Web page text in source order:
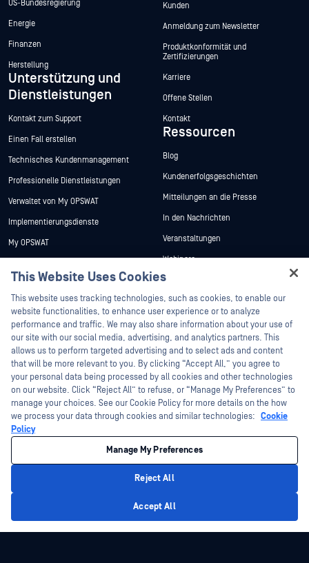
US-Bundesregierung
Energie
Finanzen
Herstellung
Unterstützung und
Dienstleistungen
Kontakt zum Support
Einen Fall erstellen
Technisches Kundenmanagement
Professionelle Dienstleistungen
Verwaltet von My OPSWAT
Implementierungsdienste
My OPSWAT
Ausbildung
Programm zur Behebung von
Sicherheitslücken
Partner
Zertifizierung
Technologie-Partner
Partner Programm
Kunden
Anmeldung zum Newsletter
Produktkonformität und
Zertifizierungen
Karriere
Offene Stellen
Kontakt
Ressourcen
Blog
Kundenerfolgsgeschichten
Mitteilungen an die Presse
In den Nachrichten
Veranstaltungen
Webinare
Datenblätter
Weiße Papiere
Kostenlose Tools
©2026 OPSWAT . Alle Rechte vorbehalten. OPSWAT, MetaDefender, Metascan,
MetaAccess, das OPSWAT , Trust no File. Trust No Device., OPSWAT , Protecting the
World's Critical Infrastructure, Deep CDR™ Technology, InQuest, das InQuest-Logo,
DFI, RetroHunt, Deep File Inspection und Join the Hunt sind Marken von OPSWAT .
Marken von Drittanbietern sind Eigentum ihrer jeweiligen Inhaber.
Cookie-Präferenzen verwalten
Entscheidungen zum Datenschutz in Kalifornien
This Website Uses Cookies
This website uses tracking technologies, such as cookies, to enable our
website functionalities, to enhance user experience or to analyze
performance and traffic. We may also share information about your use of
our site with our social media, advertising, and analytics partners. This
allows us to perform targeted advertising and to select ads and content
that will be more relevant to you. By clicking “Accept All,” you agree to
your personal data being processed by all cookies and other technologies
on our website. Click “Reject All” to refuse, or “Manage My Preferences” to
manage your choices. See our Cookie Policy for more details on the how
we process your data through cookies and similar technologies: Cookie
Policy
Manage My Preferences
Reject All
Accept All
Hey there!
I'm Ozzy, your OPSWAT virtual assistant.
How can I help you secure what's critical
today?